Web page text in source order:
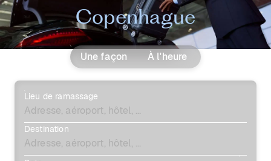
Copenhague
Une façon À l'heure
Lieu de ramassage
Destination